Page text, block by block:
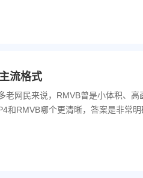
流格式
网民来说，RMVB曾是小体积、高
RMVB哪个更清晰，答案是非常明